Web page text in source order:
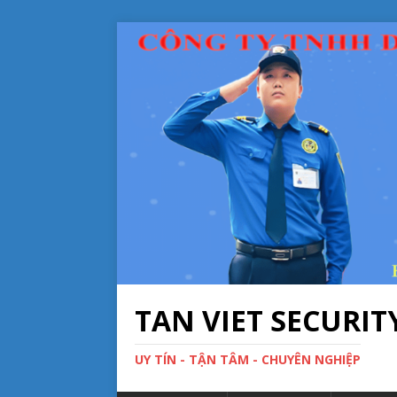
TAN VIET
UY TÍN - TẬN TÂM - CHUYÊN NGHIỆP